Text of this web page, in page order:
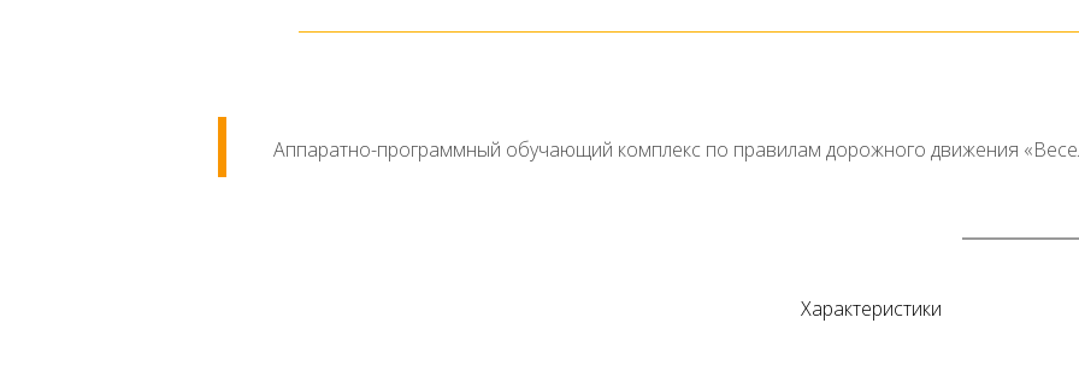
Аппаратно-программный обучающий комплекс по правилам дорожного движения
Характеристики